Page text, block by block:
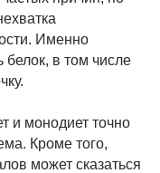
Именно
белок, в том числе
и монодиет точно
Кроме того,
может сказаться